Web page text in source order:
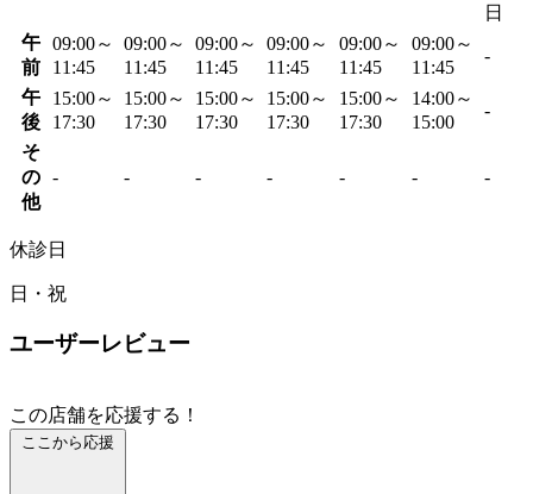
日
午
前
09:00～
11:45
09:00～
11:45
09:00～
11:45
09:00～
11:45
09:00～
11:45
09:00～
11:45
-
午
後
15:00～
17:30
15:00～
17:30
15:00～
17:30
15:00～
17:30
15:00～
17:30
14:00～
15:00
-
そ
の
他
- - - - - - -
休診日
日・祝
ユーザーレビュー
この店舗を応援する！
ここから応援